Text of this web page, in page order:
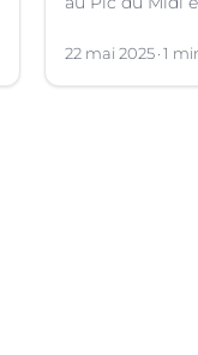
22 mai 2025 1